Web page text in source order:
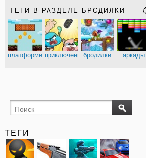
ТЕГИ В РАЗДЕЛЕ БРОДИЛКИ
платформерыприключениябродилки аркады
ТЕГИ